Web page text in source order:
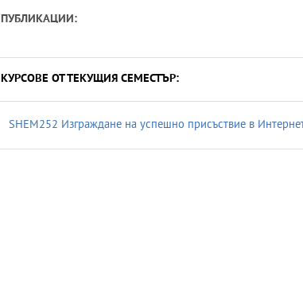
ПУБЛИКАЦИИ:
КУРСОВЕ ОТ ТЕКУЩИЯ СЕМЕСТЪР:
SHEM252 Изграждане на успешно присъствие в